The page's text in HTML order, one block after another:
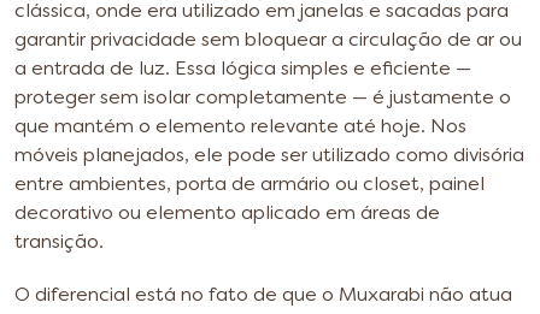
clássica, onde era utilizado em janelas e sacadas para
garantir privacidade sem bloquear a circulação de ar ou
a entrada de luz. Essa lógica simples e eficiente —
proteger sem isolar completamente — é justamente o
que mantém o elemento relevante até hoje. Nos
móveis planejados, ele pode ser utilizado como divisória
entre ambientes, porta de armário ou closet, painel
decorativo ou elemento aplicado em áreas de
transição.
O diferencial está no fato de que o Muxarabi não atua